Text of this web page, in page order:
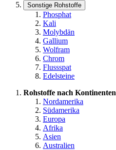
Sonstige Rohstoffe
Phosphat
Kali
Molybdän
Gallium
Wolfram
Chrom
Flussspat
Edelsteine
Rohstoffe nach Kontinenten
Nordamerika
Südamerika
Europa
Afrika
Asien
Australien